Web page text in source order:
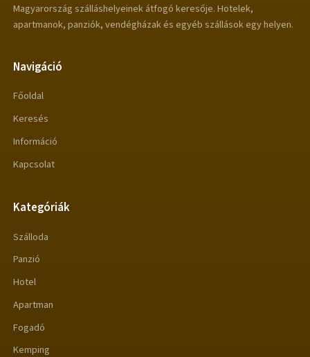
Magyarország szálláshelyeinek átfogó keresője. Hotelek,
apartmanok, panziók, vendégházak és egyéb szállások egy helyen.
Navigáció
Főoldal
Keresés
Információ
Kapcsolat
Kategóriák
Szálloda
Panzió
Hotel
Apartman
Fogadó
Kemping